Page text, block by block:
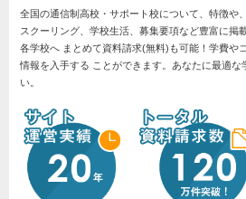
全国の通信制高校・サポート校について、特徴や
スクーリング、学校生活、募集要項など豊富に掲
各学校へ まとめて資料請求(無料)も可能！学費や
情報を入手する ことができます。あなたに最適な
い。